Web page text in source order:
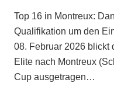
Top 16 in Montreux:
Qualifikation um den
08. Februar 2026 blickt
Elite nach Montreux
Cup ausgetragen…